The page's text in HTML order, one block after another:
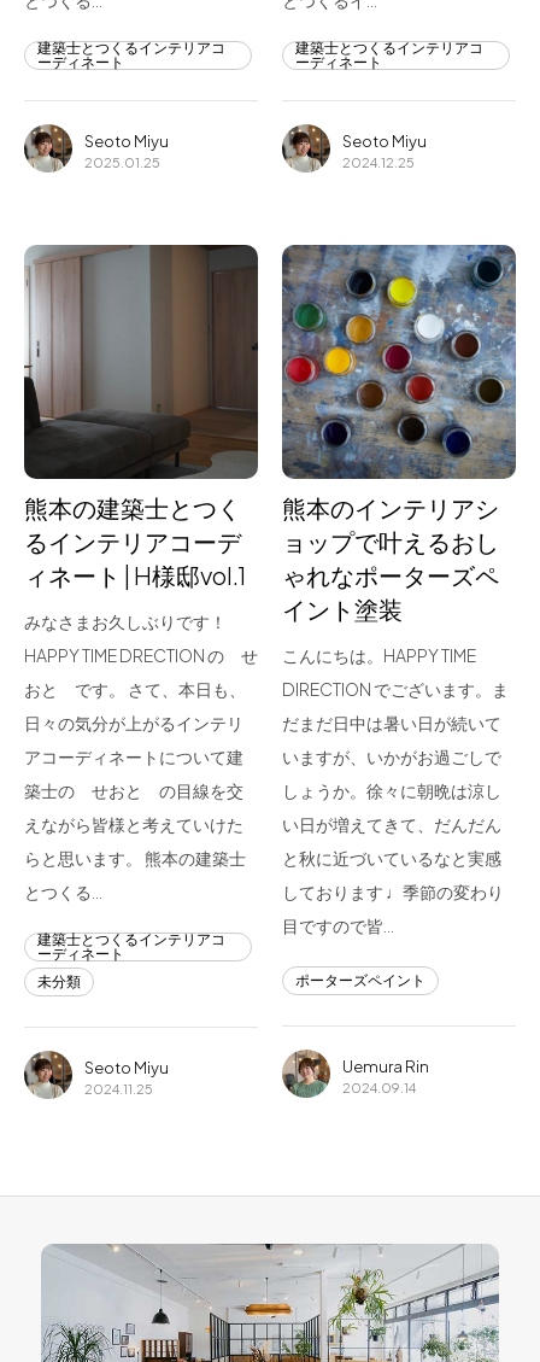
建築士とつくるインテリアコ
ーディネート
Seoto Miyu
2025.01.25
建築士とつくるインテリアコ
ーディネート
Seoto Miyu
2024.12.25
熊本の建築士とつく
るインテリアコーデ
ィネート | H様邸vol.1
みなさまお久しぶりです！
HAPPY TIME DRECTION の せ
おと です。 さて、本日も、
日々の気分が上がるインテリ
アコーディネートについて建
築士の せおと の目線を交
えながら皆様と考えていけた
らと思います。 熊本の建築士
とつくる…
建築士とつくるインテリアコ
ーディネート
未分類
Seoto Miyu
2024.11.25
熊本のインテリアシ
ョップで叶えるおし
ゃれなポーターズペ
イント塗装
こんにちは。HAPPY TIME
DIRECTION でございます。ま
だまだ日中は暑い日が続いて
いますが、いかがお過ごしで
しょうか。徐々に朝晩は涼し
い日が増えてきて、だんだん
と秋に近づいているなと実感
しております ♩季節の変わり
目ですので皆…
ポーターズペイント
Uemura Rin
2024.09.14